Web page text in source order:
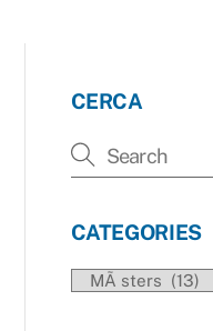
CERCA
CATEGORIES
CATEGORIES